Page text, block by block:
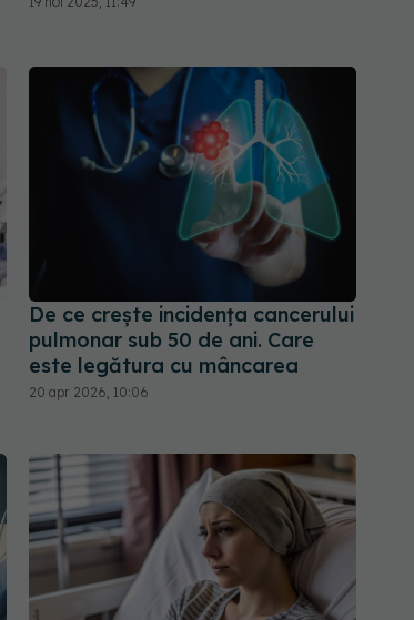
De ce crește incidența cancerului
pulmonar sub 50 de ani. Care
este legătura cu mâncarea
20 apr 2026, 10:06